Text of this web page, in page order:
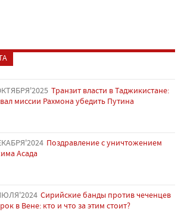
Транзит власти в Таджикистане:
миссии Рахмона убедить Путина
Поздравление с уничтожением
Асада
Сирийские банды против чеченцев
в Вене: кто и что за этим стоит?